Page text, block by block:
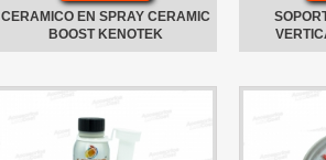
CERAMICO EN SPRAY CERAMIC
BOOST KENOTEK